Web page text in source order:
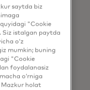
saytda biz
"Cookie
Siz istalgan paytda
o‘z
mumkin; buning
"Cookie
foydalanasiz
o‘rniga
Mazkur holat